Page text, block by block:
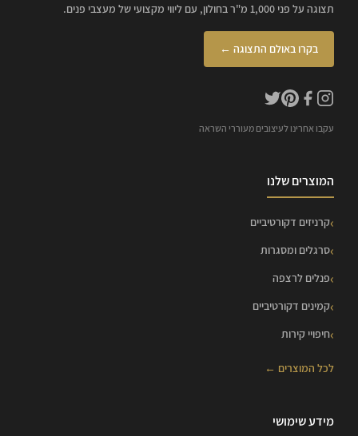
תצוגה על פני 1,000 מ"ר בחולון, עם ליווי מקצועי של מעצבי פנים.
בקרו באולם התצוגה ←
עקבו אחרינו לעיצובים מעוררי השראה
המוצרים שלנו
קרניזים דקורטיביים
סרגלים ומסגרות
פנלים לרצפה
קמינים דקורטיביים
חיפויי קירות
לכל המוצרים ←
מידע שימושי